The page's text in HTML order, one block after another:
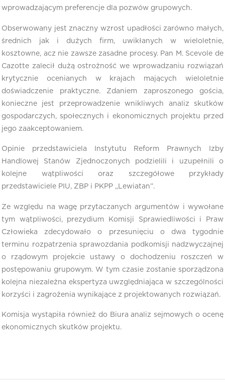
wprowadzającym preferencje dla pozwów grupowych.
Obserwowany jest znaczny wzrost upadłości zarówno małych,
średnich jak i dużych firm, uwikłanych w wieloletnie,
kosztowne, acz nie zawsze zasadne procesy. Pan M. Scevole de
Cazotte zalecił dużą ostrożność we wprowadzaniu rozwiązań
krytycznie ocenianych w krajach mających wieloletnie
doświadczenie praktyczne. Zdaniem zaproszonego gościa,
konieczne jest przeprowadzenie wnikliwych analiz skutków
gospodarczych, społecznych i ekonomicznych projektu przed
jego zaakceptowaniem.
Opinie przedstawiciela Instytutu Reform Prawnych Izby
Handlowej Stanów Zjednoczonych podzielili i uzupełnili o
kolejne wątpliwości oraz szczegółowe przykłady
przedstawiciele PIU, ZBP i PKPP „Lewiatan”.
Ze względu na wagę przytaczanych argumentów i wywołane
tym wątpliwości, prezydium Komisji Sprawiedliwości i Praw
Człowieka zdecydowało o przesunięciu o dwa tygodnie
terminu rozpatrzenia sprawozdania podkomisji nadzwyczajnej
o rządowym projekcie ustawy o dochodzeniu roszczeń w
postępowaniu grupowym. W tym czasie zostanie sporządzona
kolejna niezależna ekspertyza uwzględniająca w szczególności
korzyści i zagrożenia wynikające z projektowanych rozwiązań.
Komisja wystąpiła również do Biura analiz sejmowych o ocenę
ekonomicznych skutków projektu.